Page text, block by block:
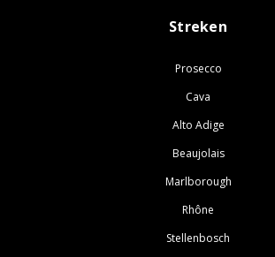
Streken
Prosecco
Cava
Alto Adige
Beaujolais
Marlborough
Rhône
Stellenbosch